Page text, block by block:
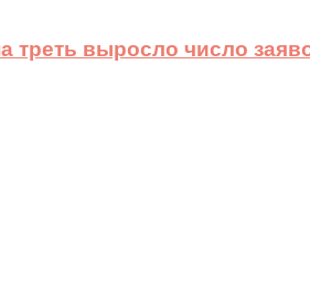
треть выросло число